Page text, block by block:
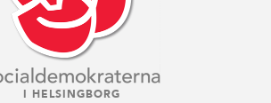
I HELSINGBORG